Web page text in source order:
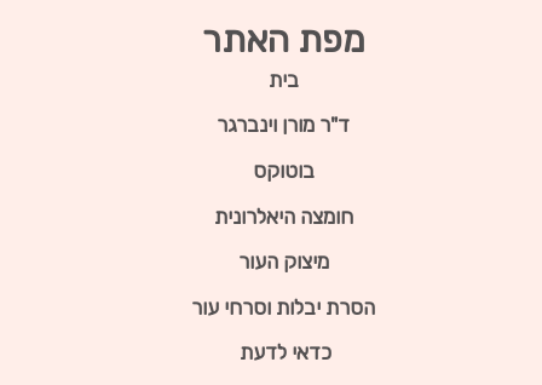
מפת האתר
בית
ד"ר מורן וינברגר
בוטוקס
חומצה היאלרונית
מיצוק העור
הסרת יבלות וסרחי עור
כדאי לדעת